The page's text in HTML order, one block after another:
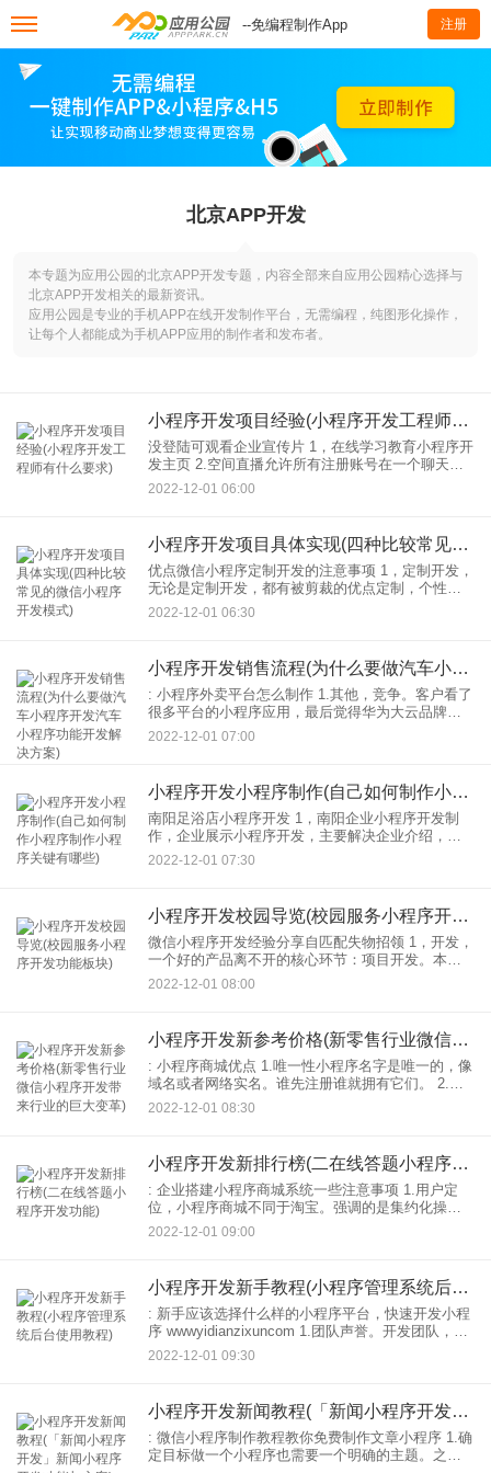
--免编程制作App 注册
北京APP开发
本专题为应用公园的北京APP开发专题，内容全部来自应用公园精心选择与
北京APP开发相关的最新资讯。
应用公园是专业的手机APP在线开发制作平台，无需编程，纯图形化操作，
让每个人都能成为手机APP应用的制作者和发布者。
小程序开发项目经验(小程序开发工程师有什么要求)
没登陆可观看企业宣传片 1，在线学习教育小程序开
发主页 2.空间直播允许所有注册账号在一个聊天室
聊天，发送表情和图片，查看聊天人的信息。只需
查看绑定微信。 3.学习任务分为6小段定制学习
2022-12-01 06:00
小程序开发项目具体实现(四种比较常见的微信小程序开发模式)
优点微信小程序定制开发的注意事项 1，定制开发，
无论是定制开发，都有被剪裁的优点定制，个性
化：对于微信小程序定制开发也是如此。此外，它
还有其他一些优点。比如，即用型可以解除一部分
2022-12-01 06:30
小程序开发销售流程(为什么要做汽车小程序开发汽车小程序功能开发解决方案)
: 小程序外卖平台怎么制作 1.其他，竞争。客户看了
很多平台的小程序应用，最后觉得华为大云品牌值
得信赖。这一套系统让客户看到了B2C线上销售模式
是未来的新路；迅翔电商多端小程序，分销中的营
2022-12-01 07:00
小程序开发小程序制作(自己如何制作小程序制作小程序关键有哪些)
南阳足浴店小程序开发 1，南阳企业小程序开发制
作，企业展示小程序开发，主要解决企业介绍，产
品服务，快速获取用户意图。 2.南阳个人名片小程
序制作，小程序开发，企业等。小程序，主要针对
2022-12-01 07:30
小程序开发校园导览(校园服务小程序开发功能板块)
微信小程序开发经验分享自匹配失物招领 1，开发，
一个好的产品离不开的核心环节：项目开发。本课
程由两部分组成：任务规划，开发工具。 2.1任务规
划。首先，在每次开发之前，你需要列出这个开发
2022-12-01 08:00
小程序开发新参考价格(新零售行业微信小程序开发带来行业的巨大变革)
: 小程序商城优点 1.唯一性小程序名字是唯一的，像
域名或者网络实名。谁先注册谁就拥有它们。 2.易
用：无需下载安装，无流量消耗，点击使用，无存
2022-12-01 08:30
小程序开发新排行榜(二在线答题小程序开发功能)
: 企业搭建小程序商城系统一些注意事项 1.用户定
位，小程序商城不同于淘宝。强调的是集约化操作
模式。简单来说，就是用户能够准确定位自己，走
大众化路线，寻找性价比高的供应商来降低产品：
2022-12-01 09:00
小程序开发新手教程(小程序管理系统后台使用教程)
: 新手应该选择什么样的小程序平台，快速开发小程
序 wwwyidianzixuncom 1.团队声誉。开发团队，技
术实力强，业内口碑好，比较值得信赖。比如“线
上”入选腾讯SaaS加速器首批会员；
2022-12-01 09:30
小程序开发新闻教程(「新闻小程序开发」新闻小程序开发功能与方案)
: 微信小程序制作教程教你免费制作文章小程序 1.确
定目标做一个小程序也需要一个明确的主题。之前